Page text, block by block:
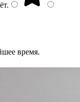
.
время.